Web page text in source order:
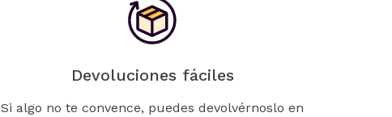
Devoluciones fáciles
Si algo no te convence, puedes devolvérnoslo en